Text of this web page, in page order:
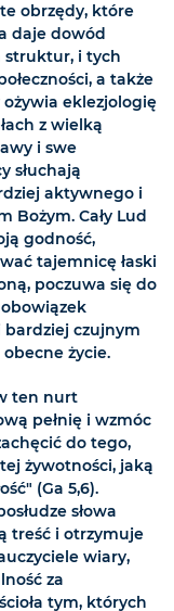
obrzędy, które
daje dowód
struktur, i tych
a także
eklezjologię
z wielką
i swe
słuchają
aktywnego i
Bożym. Cały Lud
godność,
tajemnicę łaski
poczuwa się do
czujnym
życie.
ten nurt
pełnię i wzmóc
do tego,
żywotności, jaką
(Ga 5,6).
słowa
treść i otrzymuje
wiary,
za
tym, których